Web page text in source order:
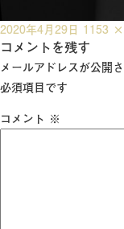
投
稿
日:
2020年4月29日 フ
ル
サ
1153
コメントを残す
メールアドレスが公開
必須項目です
コメント ※